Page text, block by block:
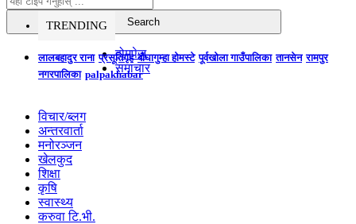
TRENDING
लालबहादुर राना प्रसूतिगृह बौघागुम्हा होमस्टे पूर्वखोला गाउँपालिका तानसेन रामपुर
नगरपालिका palpakhabar
होमपेज
समाचार
विचार/ब्लग
अन्तरवार्ता
मनोरञ्जन
खेलकुद
शिक्षा
कृषि
स्वास्थ्य
करुवा टि.भी.